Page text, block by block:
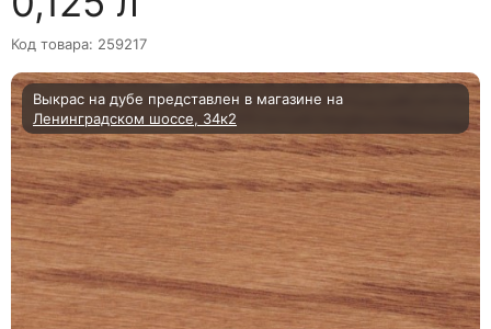
Код товара: 259217
Выкрас на дубе представлен в магазине на
Ленинградском шоссе, 34к2